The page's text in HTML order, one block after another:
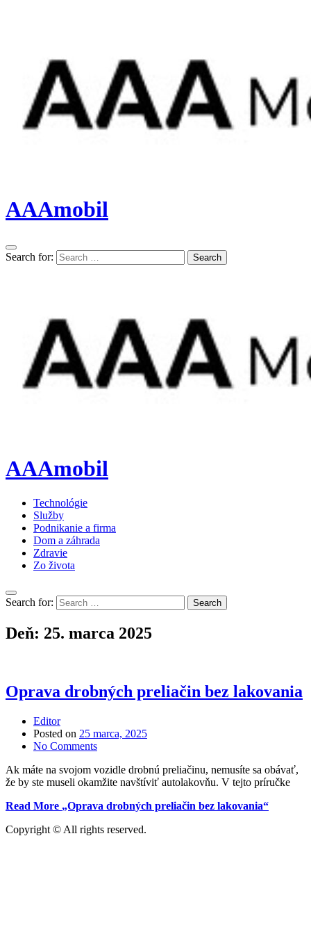
AAAmobil
Search for: Search
AAAmobil
Technológie
Služby
Podnikanie a firma
Dom a záhrada
Zdravie
Zo života
Search for: Search
Deň: 25. marca 2025
Oprava drobných preliačin bez lakovania
Editor
Posted on 25 marca, 2025
No Comments
Ak máte na svojom vozidle drobnú preliačinu, nemusíte sa obávať,
že by ste museli okamžite navštíviť autolakovňu. V tejto príručke
Read More „Oprava drobných preliačin bez lakovania“
Copyright © All rights reserved.